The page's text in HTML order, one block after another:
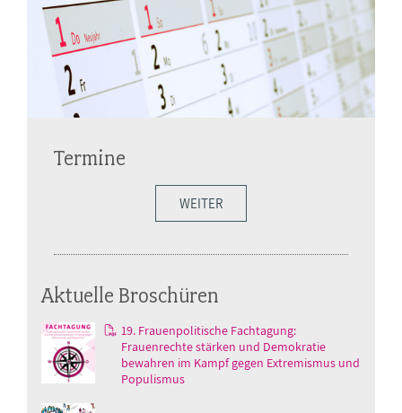
Termine
WEITER
Aktuelle Broschüren
19. Frauenpolitische Fachtagung:
Frauenrechte stärken und Demokratie
bewahren im Kampf gegen Extremismus und
Populismus